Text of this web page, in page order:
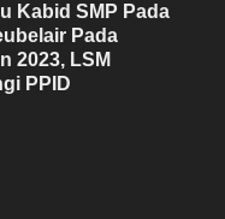
Kabid SMP Pada
Pada
2023, LSM
PPID